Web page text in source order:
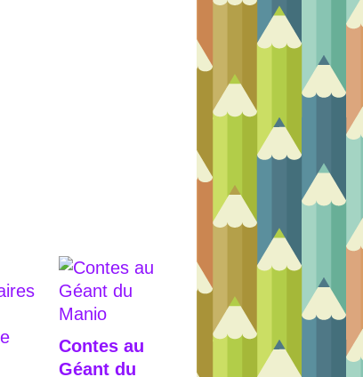
Contes au
Géant du